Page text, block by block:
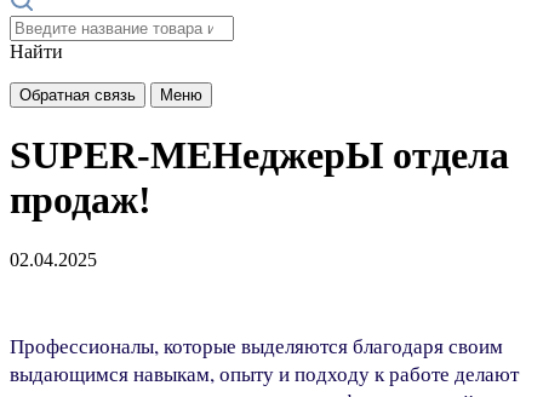
Найти
Обратная связь Меню
SUPER-МЕНеджерЫ отдела
продаж!
02.04.2025
Профессионалы, которые выделяются благодаря своим
выдающимся навыкам, опыту и подходу к работе делают